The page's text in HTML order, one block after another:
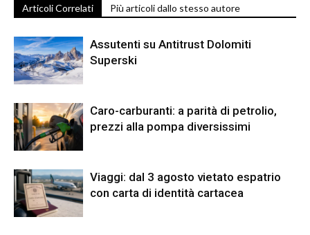
Articoli Correlati Più articoli dallo stesso autore
Assutenti su Antitrust Dolomiti
Superski
Caro-carburanti: a parità di petrolio,
prezzi alla pompa diversissimi
Viaggi: dal 3 agosto vietato espatrio
con carta di identità cartacea